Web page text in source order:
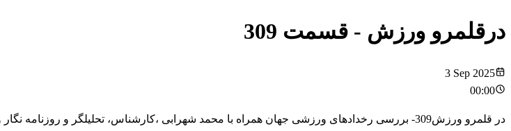
درقلمرو ورزش - قسمت 309
3 Sep 2025
00:00
در قلمرو ورزش309- بررسی رخدادهای ورزشی جهان همراه با محمد شهرابی ،کارشناس، تحلیلگر و روزنامه نگار ورزشی مقیم استرالیا